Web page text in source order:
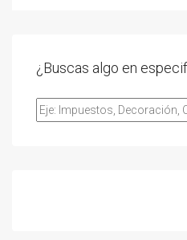
¿Buscas algo en